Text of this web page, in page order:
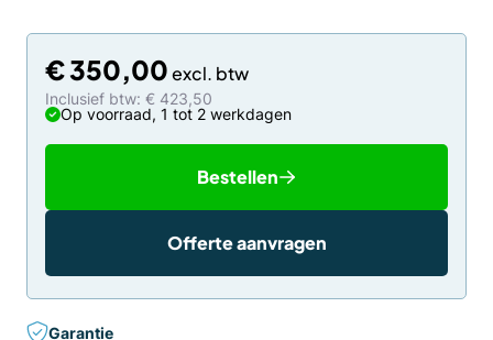
€350,00
Inclusief btw: € 423,50
Op voorraad, 1 tot 2 werkdagen
Bestellen
Offerte aanvragen
Garantie